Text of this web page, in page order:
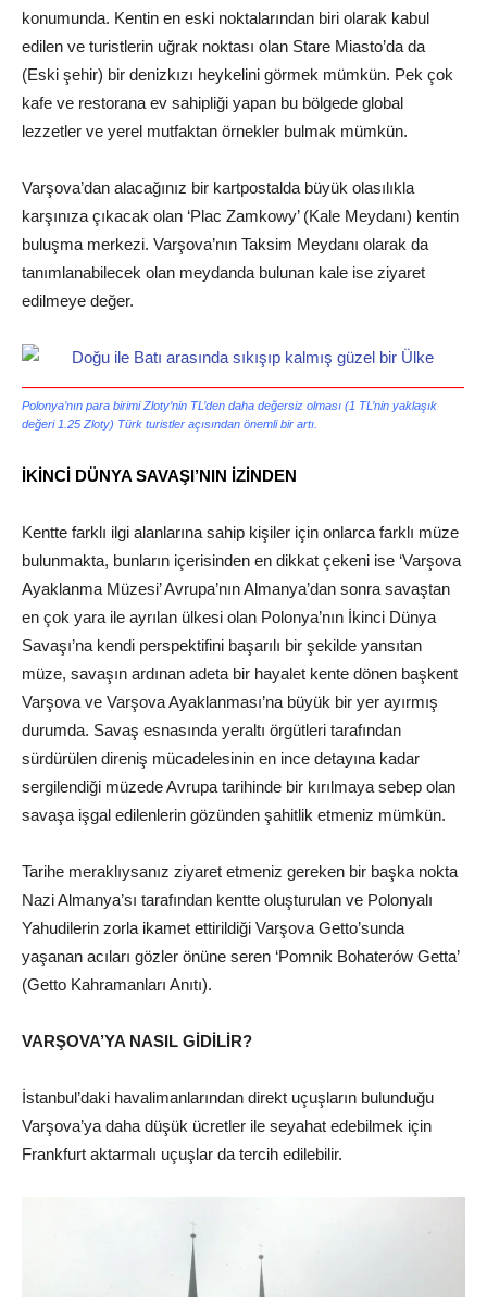
konumunda. Kentin en eski noktalarından biri olarak kabul
edilen ve turistlerin uğrak noktası olan Stare Miasto’da da
(Eski şehir) bir denizkızı heykelini görmek mümkün. Pek çok
kafe ve restorana ev sahipliği yapan bu bölgede global
lezzetler ve yerel mutfaktan örnekler bulmak mümkün.
Varşova’dan alacağınız bir kartpostalda büyük olasılıkla
karşınıza çıkacak olan ‘Plac Zamkowy’ (Kale Meydanı) kentin
buluşma merkezi. Varşova’nın Taksim Meydanı olarak da
tanımlanabilecek olan meydanda bulunan kale ise ziyaret
edilmeye değer.
—————————————————————————————————————
Polonya’nın para birimi Zloty’nin TL’den daha değersiz olması (1 TL’nin yaklaşık
değeri 1.25 Zloty) Türk turistler açısından önemli bir artı.
İKİNCİ DÜNYA SAVAŞI’NIN İZİNDEN
Kentte farklı ilgi alanlarına sahip kişiler için onlarca farklı müze
bulunmakta, bunların içerisinden en dikkat çekeni ise ‘Varşova
Ayaklanma Müzesi’ Avrupa’nın Almanya’dan sonra savaştan
en çok yara ile ayrılan ülkesi olan Polonya’nın İkinci Dünya
Savaşı’na kendi perspektifini başarılı bir şekilde yansıtan
müze, savaşın ardınan adeta bir hayalet kente dönen başkent
Varşova ve Varşova Ayaklanması’na büyük bir yer ayırmış
durumda. Savaş esnasında yeraltı örgütleri tarafından
sürdürülen direniş mücadelesinin en ince detayına kadar
sergilendiği müzede Avrupa tarihinde bir kırılmaya sebep olan
savaşa işgal edilenlerin gözünden şahitlik etmeniz mümkün.
Tarihe meraklıysanız ziyaret etmeniz gereken bir başka nokta
Nazi Almanya’sı tarafından kentte oluşturulan ve Polonyalı
Yahudilerin zorla ikamet ettirildiği Varşova Getto’sunda
yaşanan acıları gözler önüne seren ‘Pomnik Bohaterów Getta’
(Getto Kahramanları Anıtı).
VARŞOVA’YA NASIL GİDİLİR?
İstanbul’daki havalimanlarından direkt uçuşların bulunduğu
Varşova’ya daha düşük ücretler ile seyahat edebilmek için
Frankfurt aktarmalı uçuşlar da tercih edilebilir.